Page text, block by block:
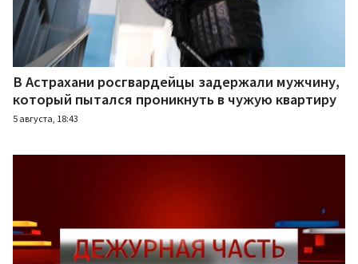
В Астрахани росгвардейцы задержали мужчину,
который пытался проникнуть в чужую квартиру
5 августа, 18:43